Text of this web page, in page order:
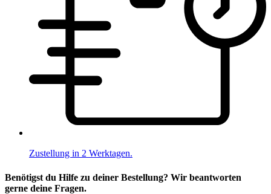
Zustellung in 2 Werktagen.
Benötigst du Hilfe zu deiner Bestellung? Wir beantworten
gerne deine Fragen.